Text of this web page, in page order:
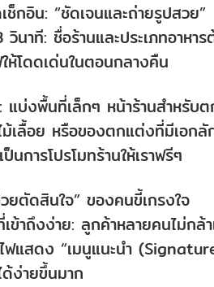
ช็กอิน: “ชัดเจนและถ่ายรูปสวย”
นาที: ชื่อร้านและประเภทอาหา
ห้โดดเด่นในตอนกลางคืน
บ่งพื้นที่เล็กๆ หน้าร้านสำหรับ
ม้เลื้อย หรือของตกแต่งที่มีเอก
การโปรโมทร้านให้เราฟรีๆ
ยตัดสินใจ” ของคนขี้เกรงใจ
าถึงง่าย: ลูกค้าหลายคนไม่กล้า
ฟแสดง “เมนูแนะนำ
ง่ายขึ้นมาก